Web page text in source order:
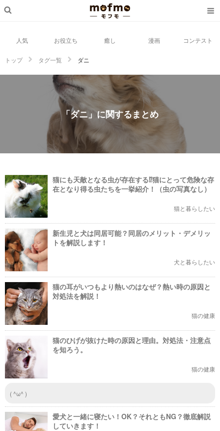
人気 お役立ち 癒し 漫画 コンテスト
トップ タグ一覧 ダニ
「ダニ」に関するまとめ
猫にも天敵となる虫が存在する⁉猫にとって危険な存
在となり得る虫たちを一挙紹介！（虫の写真なし）
猫と暮らしたい
新生児と犬は同居可能？同居のメリット・デメリッ
トを解説します！
犬と暮らしたい
猫の耳がいつもより熱いのはなぜ？熱い時の原因と
対処法を解説！
猫の健康
猫のひげが抜けた時の原因と理由。対処法・注意点
を知ろう。
猫の健康
( ^ω^ )
愛犬と一緒に寝たい！OK？それともNG？徹底解説
していきます！